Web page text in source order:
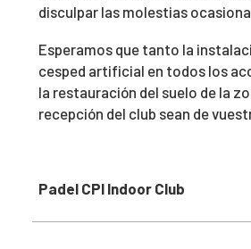
disculpar las molestias
Esperamos que tanto la
cesped artificial en todos los
la restauración del suelo de la
recepción del club sean de
Padel CPI Indoor Club